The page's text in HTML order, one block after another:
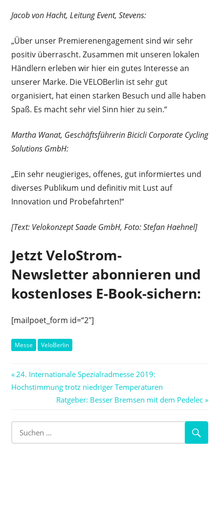
Jacob von Hacht, Leitung Event, Stevens:
„Über unser Premierenengagement sind wir sehr
positiv überrascht. Zusammen mit unseren lokalen
Händlern erleben wir hier ein gutes Interesse an
unserer Marke. Die VELOBerlin ist sehr gut
organisiert, hat einen starken Besuch und alle haben
Spaß. Es macht sehr viel Sinn hier zu sein.“
Martha Wanat, Geschäftsführerin Bicicli Corporate Cycling
Solutions GmbH:
„Ein sehr neugieriges, offenes, gut informiertes und
diverses Publikum und definitiv mit Lust auf
Innovation und Probefahrten!“
[Text: Velokonzept Saade GmbH, Foto: Stefan Haehnel]
Jetzt VeloStrom-
Newsletter abonnieren und
kostenloses E-Book-sichern:
[mailpoet_form id=“2″]
Messe VeloBerlin
Beitragsnavigation
Vorheriger
Beitrag:
24. Internationale Spezialradmesse 2019:
Hochstimmung trotz niedriger Temperaturen
Nächster
Ratgeber: Besser Bremsen mit dem Pedelec